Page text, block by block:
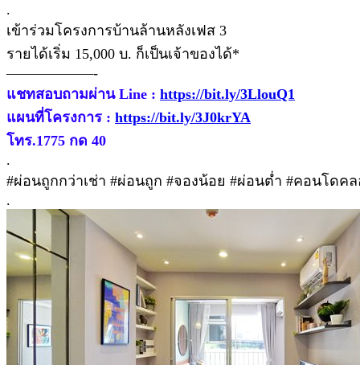
.
เข้าร่วมโครงการบ้านล้านหลังเฟส 3
รายได้เริ่ม 15,000 บ. ก็เป็นเจ้าของได้*
——————-
แชทสอบถามผ่าน Line : https://bit.ly/3LlouQ1
แผนที่โครงการ : https://bit.ly/3J0krYA
โทร.1775 กด 40
.
#ผ่อนถูกกว่าเช่า #ผ่อนถูก #จองน้อย #ผ่อนต่ำ #คอนโดค
.